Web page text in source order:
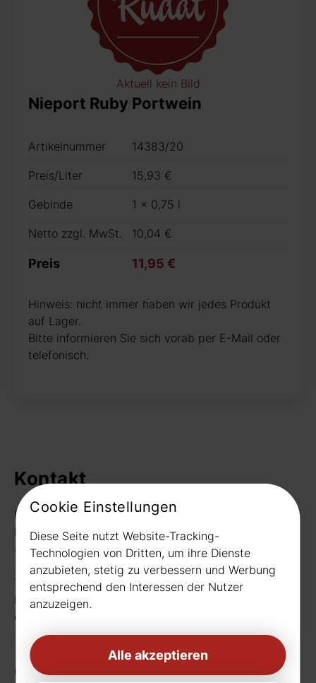
Aktuell kein Bild
Nieport Ruby Portwein
Artikelnummer 14383/20
Preis/Liter 15,93 €
Gebinde 1 x 0,75 l
Netto zzgl. MwSt. 10,04 €
Preis 11,95 €
Hinweis: nicht immer haben wir jedes Produkt
auf Lager.
Bitte informieren Sie sich vorab per E-Mail oder
telefonisch.
Kontakt
Rudat GmbH
Borussiastr. 26
44149 Dortmund
Telefon:0231 656677
Fax: 0231 656990
eMail:
Getränke
Cookie Einstellungen
Diese Seite nutzt Website-Tracking-
Technologien von Dritten, um ihre Dienste
anzubieten, stetig zu verbessern und Werbung
entsprechend den Interessen der Nutzer
anzuzeigen.
Alle akzeptieren